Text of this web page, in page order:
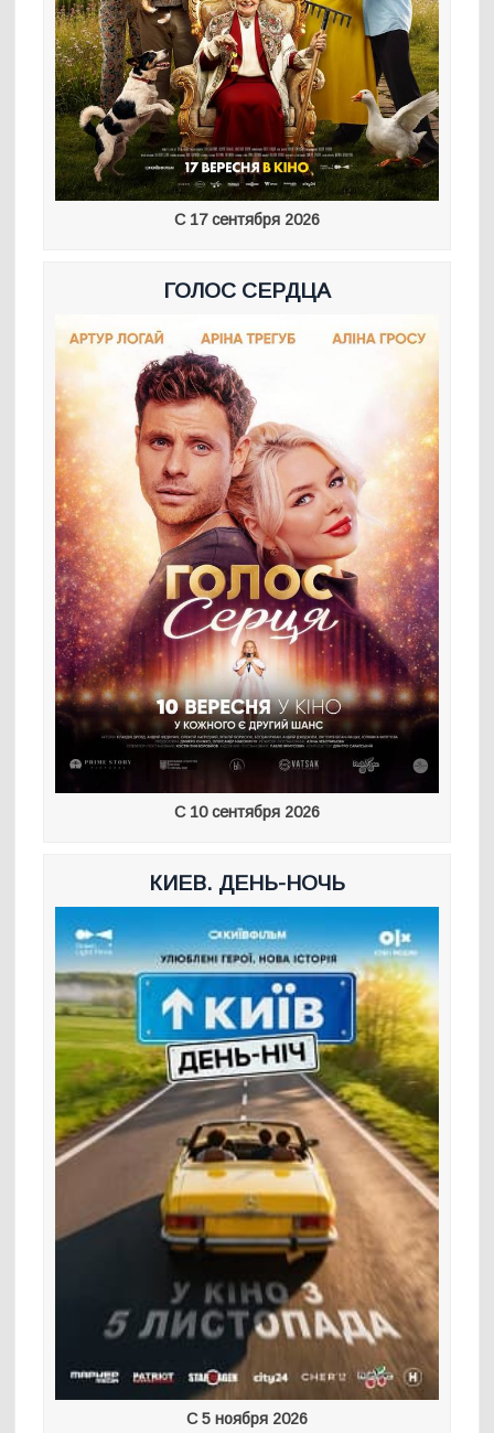
С 17 сентября 2026
ГОЛОС СЕРДЦА
С 10 сентября 2026
КИЕВ. ДЕНЬ-НОЧЬ
С 5 ноября 2026